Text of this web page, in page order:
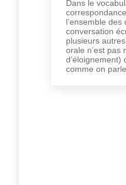
Dans le
l’ensemble
conversation
plusieurs
orale n’est pas
d’éloignement)
comme on